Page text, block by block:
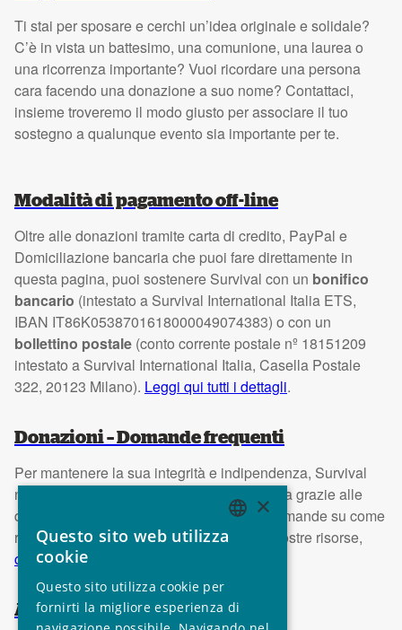
Ti stai per sposare e cerchi un’idea originale e solidale?
C’è in vista un battesimo, una comunione, una laurea o
una ricorrenza importante? Vuoi ricordare una persona
cara facendo una donazione a suo nome? Contattaci,
insieme troveremo il modo giusto per associare il tuo
sostegno a qualunque evento sia importante per te.
Modalità di pagamento off-line
Oltre alle donazioni tramite carta di credito, PayPal e
Domiciliazione bancaria che puoi fare direttamente in
questa pagina, puoi sostenere Survival con un bonifico
bancario (intestato a Survival International Italia ETS,
IBAN IT86K0538701618000049074383) o con un
bollettino postale (conto corrente postale nº 18151209
intestato a Survival International Italia, Casella Postale
322, 20123 Milano). Leggi qui tutti i dettagli.
Donazioni – Domande frequenti
Per mantenere la sua integrità e indipendenza, Survival
non accetta fondi dai governi, ma si finanzia grazie alle
donazioni dei singoli sostenitori. Se hai domande su come
raccogliamo i fondi e su come usiamo le nostre risorse,
consulta questa pagina
Aiutaci a raccogliere fondi
ENGLISH
SPANISH
×
Questo sito web utilizza
cookie
Questo sito utilizza cookie per
fornirti la migliore esperienza di